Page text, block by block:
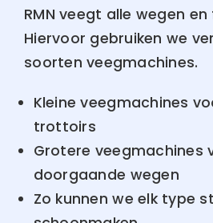
RMN veegt alle wegen
Hiervoor gebruiken we
soorten veegmachines.
Kleine veegmachines
trottoirs
Grotere veegmachines
doorgaande wegen
Zo kunnen we elk type